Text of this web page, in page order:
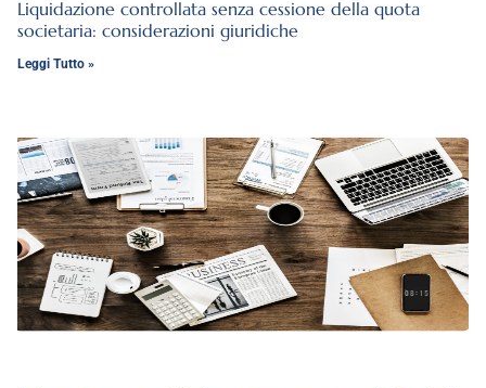
Liquidazione controllata senza cessione della quota
societaria: considerazioni giuridiche
Leggi Tutto »